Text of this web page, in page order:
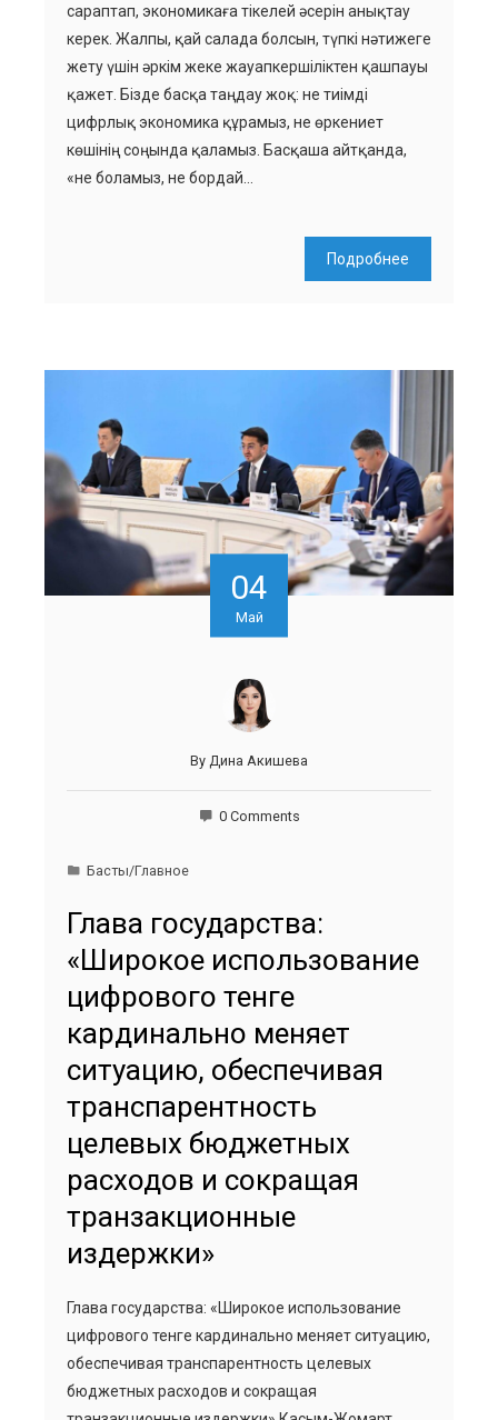
сараптап, экономикаға тікелей әсерін анықтау
керек. Жалпы, қай салада болсын, түпкі нәтижеге
жету үшін әркім жеке жауапкершіліктен қашпауы
қажет. Бізде басқа таңдау жоқ: не тиімді
цифрлық экономика құрамыз, не өркениет
көшінің соңында қаламыз. Басқаша айтқанда,
«не боламыз, не бордай…
Подробнее
04
Май
By Дина Акишева
0 Comments
Басты/Главное
Глава государства:
«Широкое использование
цифрового тенге
кардинально меняет
ситуацию, обеспечивая
транспарентность
целевых бюджетных
расходов и сокращая
транзакционные
издержки»
Глава государства: «Широкое использование
цифрового тенге кардинально меняет ситуацию,
обеспечивая транспарентность целевых
бюджетных расходов и сокращая